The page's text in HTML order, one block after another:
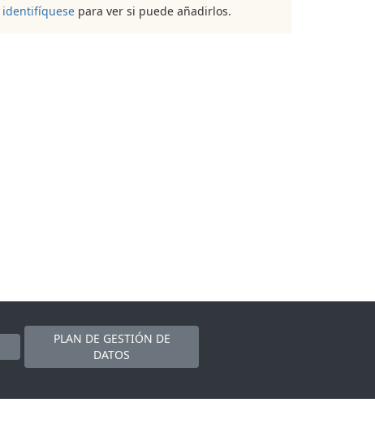
identifíquese para ver si puede añadirlos.
PLAN DE GESTIÓN DE
DATOS